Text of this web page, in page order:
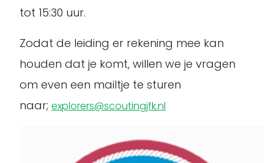
tot 15:30 uur.
Zodat de leiding er rekening mee kan
houden dat je komt, willen we je vragen
om even een mailtje te sturen
naar; explorers@scoutingjfk.nl